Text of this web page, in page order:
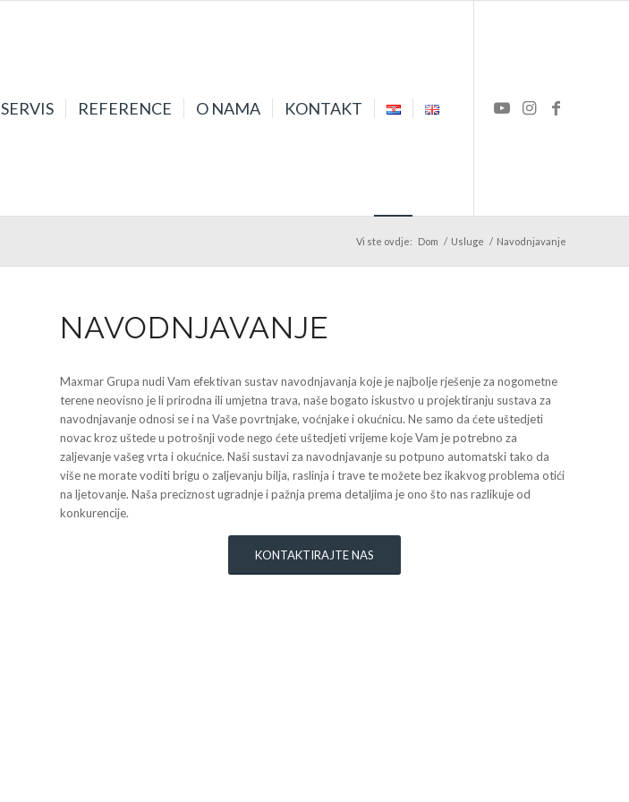
SERVIS REFERENCE O NAMA KONTAKT
Vi ste ovdje: Dom / Usluge / Navodnjavanje
NAVODNJAVANJE
Maxmar Grupa nudi Vam efektivan sustav navodnjavanja koje je najbolje rješenje za nogometne
terene neovisno je li prirodna ili umjetna trava, naše bogato iskustvo u projektiranju sustava za
navodnjavanje odnosi se i na Vaše povrtnjake, voćnjake i okućnicu. Ne samo da ćete uštedjeti
novac kroz uštede u potrošnji vode nego ćete uštedjeti vrijeme koje Vam je potrebno za
zaljevanje vašeg vrta i okućnice. Naši sustavi za navodnjavanje su potpuno automatski tako da
više ne morate voditi brigu o zaljevanju bilja, raslinja i trave te možete bez ikakvog problema otići
na ljetovanje. Naša preciznost ugradnje i pažnja prema detaljima je ono što nas razlikuje od
konkurencije.
KONTAKTIRAJTE NAS